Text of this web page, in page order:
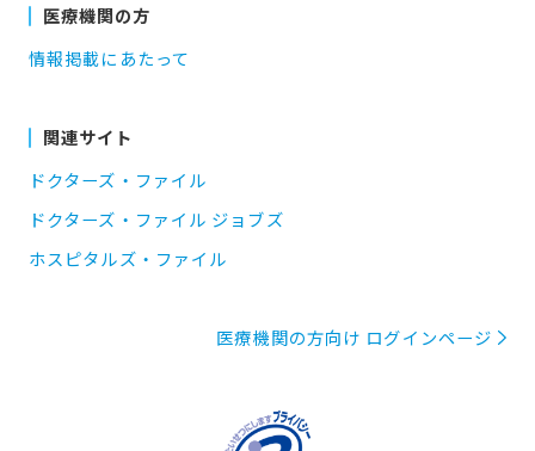
医療機関の方
情報掲載にあたって
関連サイト
ドクターズ・ファイル
ドクターズ・ファイル ジョブズ
ホスピタルズ・ファイル
医療機関の方向け ログインページ